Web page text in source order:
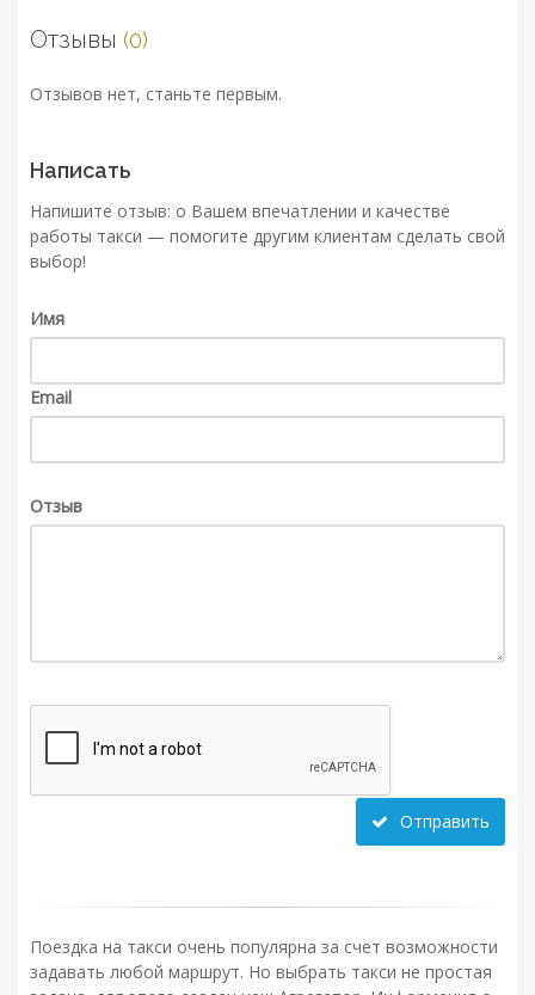
Отзывы (0)
Отзывов нет, станьте первым.
Написать
Напишите отзыв: о Вашем впечатлении и качестве
работы такси — помогите другим клиентам сделать свой
выбор!
Имя
Email
Отзыв
Отправить
Поездка на такси очень популярна за счет возможности
задавать любой маршрут. Но выбрать такси не простая